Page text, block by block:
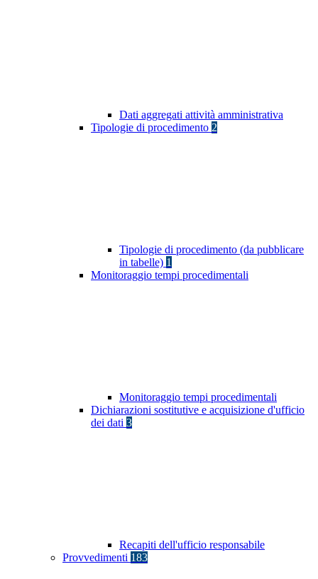
Dati aggregati attività amministrativa
Tipologie di procedimento 2
Tipologie di procedimento (da pubblicare
in tabelle) 1
Monitoraggio tempi procedimentali
Monitoraggio tempi procedimentali
Dichiarazioni sostitutive e acquisizione d'ufficio
dei dati 3
Recapiti dell'ufficio responsabile
Provvedimenti 183